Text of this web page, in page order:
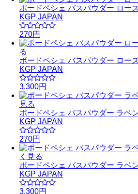
ポードペシェ バスパウダー ロー
KGP JAPAN
270円
る
ポードペシェ バスパウダー ロー
KGP JAPAN
3,300円
見る
ポードペシェ バスパウダー ラベ
KGP JAPAN
270円
く見る
ポードペシェ バスパウダー ラベ
KGP JAPAN
3,300円